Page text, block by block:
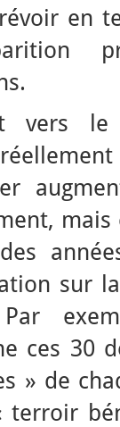
en
vers
sur
Par
ces 30
» de
terroir